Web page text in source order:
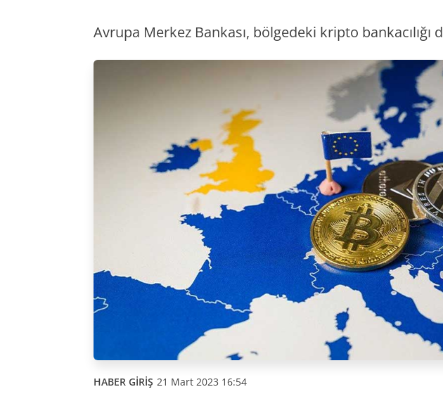
Avrupa Merkez Bankası, bölgedeki kripto
HABER GİRİŞ 21 Mart 2023 16:54